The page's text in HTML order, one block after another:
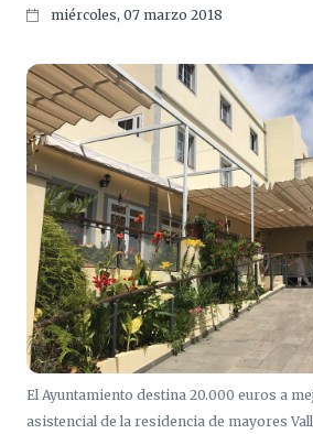
miércoles, 07 marzo 2018
El Ayuntamiento destina 20.000 euros a
asistencial de la residencia de mayores